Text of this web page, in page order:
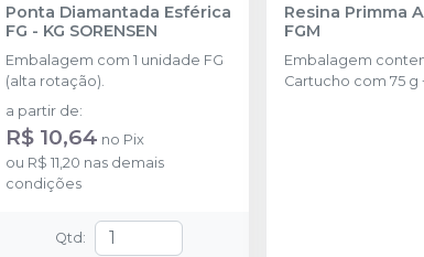
Ponta Diamantada Esférica
FG - KG SORENSEN
Embalagem com 1 unidade FG
(alta rotação).
a partir de:
R$ 10,64 no Pix
ou R$ 11,20 nas demais
condições
Qtd :
Resina Primma
FGM
Embalagem
Cartucho com 75 g